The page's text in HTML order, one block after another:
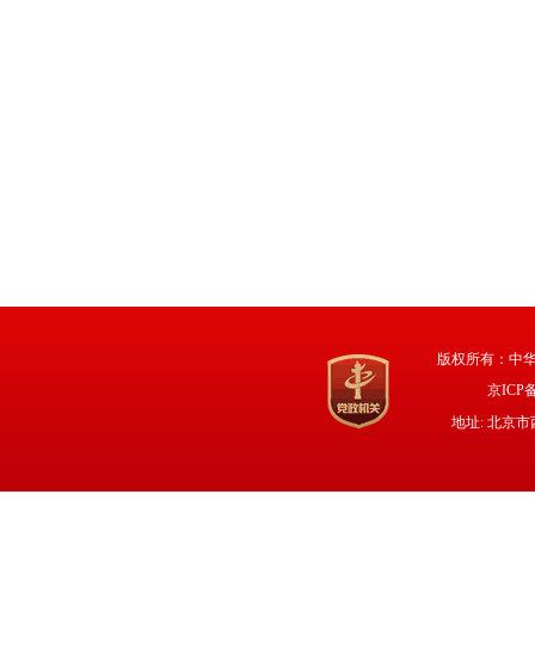
版权所有：中
京ICP
地址: 北京市